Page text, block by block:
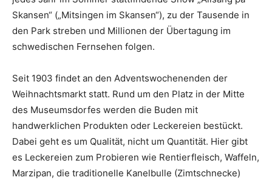
Skansen“ („Mitsingen im Skansen“), zu der Tausende in
den Park streben und Millionen der Übertagung im
schwedischen Fernsehen folgen.
Seit 1903 findet an den Adventswochenenden der
Weihnachtsmarkt statt. Rund um den Platz in der Mitte
des Museumsdorfes werden die Buden mit
handwerklichen Produkten oder Leckereien bestückt.
Dabei geht es um Qualität, nicht um Quantität. Hier gibt
es Leckereien zum Probieren wie Rentierfleisch, Waffeln,
Marzipan, die traditionelle Kanelbulle (Zimtschnecke)